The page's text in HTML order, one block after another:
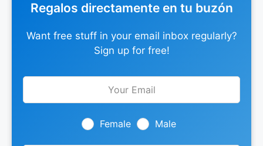
Regalos directamente en tu buzón
Want free stuff in your email inbox regularly?
Sign up for free!
Leave
Female Male